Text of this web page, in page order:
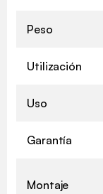
Peso
Utilización
Uso
Garantía
Montaje